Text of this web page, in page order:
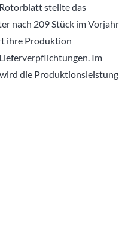
stellte das
nach 209 Stück im Vorjahr
ihre Produktion
Im
die Produktionsleistung